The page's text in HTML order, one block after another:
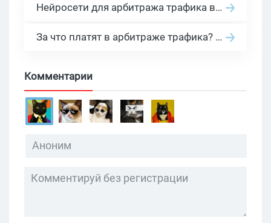
Нейросети для арбитража трафика в 2026: инструменты, кейсы и AI-медиабайеры
За что платят в арбитраже трафика? 30 моделей оплаты в бурж и СНГ партнерках
Комментарии